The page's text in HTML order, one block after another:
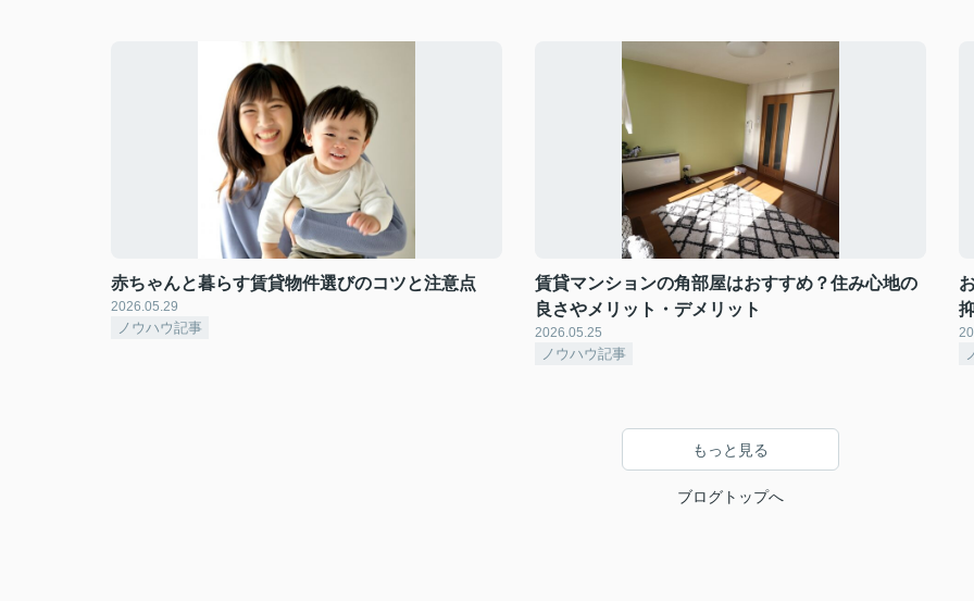
赤ちゃんと暮らす賃貸物件選びのコツと注意点
2026.05.29
ノウハウ記事
賃貸マンションの角部屋はおすすめ？住み心地の
良さやメリット・デメリット
2026.05.25
ノウハウ記事
もっと見る
ブログトップへ